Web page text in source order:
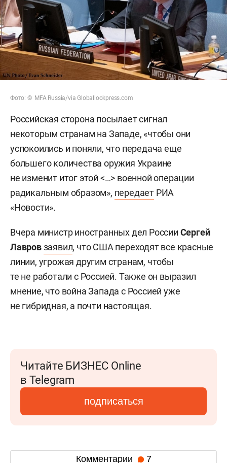
Фото: © MFA Russia/via Globallookpress.com
Российская сторона посылает сигнал
некоторым странам на Западе, «чтобы они
успокоились и поняли, что передача еще
большего количества оружия Украине
не изменит итог этой <…> военной операции
радикальным образом», передает РИА
«Новости».
Вчера министр иностранных дел России Сергей
Лавровзаявил, что США переходят все красные
линии, угрожая другим странам, чтобы
те не работали с Россией. Также он выразил
мнение, что война Запада с Россией уже
не гибридная, а почти настоящая.
Читайте БИЗНЕС Online
в Telegram
подписаться
Комментарии 7